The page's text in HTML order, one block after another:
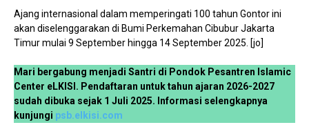
Ajang internasional dalam memperingati 100 tahun Gontor ini
akan diselenggarakan di Bumi Perkemahan Cibubur Jakarta
Timur mulai 9 September hingga 14 September 2025. [jo]
Mari bergabung menjadi Santri di Pondok Pesantren Islamic
Center eLKISI. Pendaftaran untuk tahun ajaran 2026-2027
sudah dibuka sejak 1 Juli 2025. Informasi selengkapnya
kunjungi psb.elkisi.com